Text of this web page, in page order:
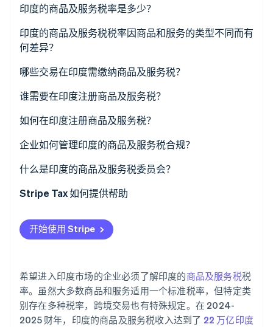
立即观看
印度的商品及服务税率是多少？
印度的商品及服务税税率因商品和服务的类型不同而有
何差异？
哪些交易在印度需缴纳商品及服务税？
谁需要在印度注册商品及服务税？
如何在印度注册商品及服务税？
企业如何管理印度的商品及服务税合规？
什么是印度的商品及服务税委员会？
Stripe Tax 如何提供帮助
开始使用 Stripe
希望进入印度市场的企业必须了解印度的商品及服务税税
率。虽然大多数商品和服务适用一个标准税率，但特定类
别存在多种税率，跨境交易也有特殊规定。在 2024-
2025 财年，印度的商品及服务税收入达到了 22 万亿印度